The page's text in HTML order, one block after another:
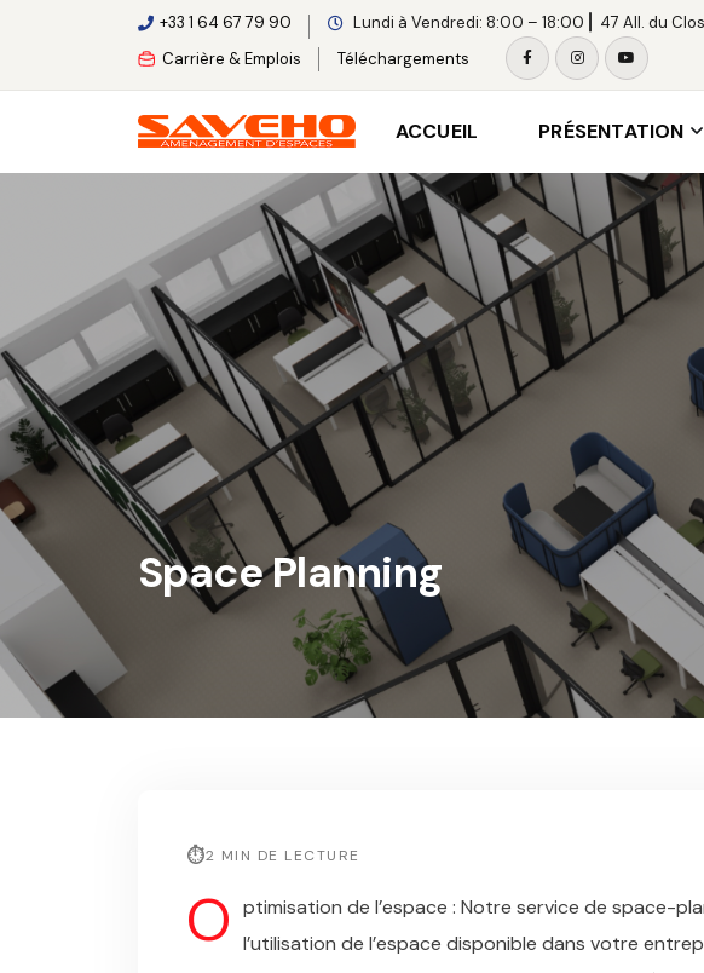
+33 1 64 67 79 90 Lundi à Vendredi: 8:00 – 18:00 ⎜ 47 All. du
Carrière & Emplois
Téléchargements
ACCUEIL PRÉSENTATION
Space Planning
2 MIN DE LECTURE
O ptimisation de l’espace : Notre service de space-
l’utilisation de l’espace disponible dans votre